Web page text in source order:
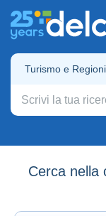
Turismo e Regioni
Cerca nella